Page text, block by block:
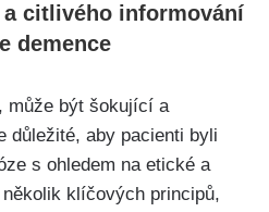
a citlivého informování
demence
může být šokující a
důležité, aby pacienti byli
s ohledem na etické a
klíčových principů,